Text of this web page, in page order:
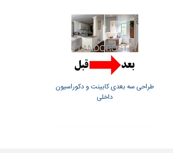
طراحی سه بعدی کابینت و دکوراسیون
داخلی